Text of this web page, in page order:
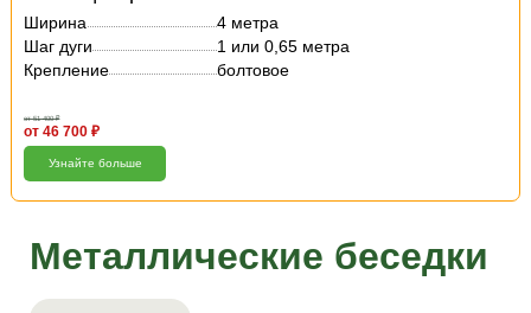
Ширина
4 метра
Шаг дуги
1 или 0,65 метра
Крепление
болтовое
от 51 400 ₽
от 46 700 ₽
Узнайте больше
Металлические беседки